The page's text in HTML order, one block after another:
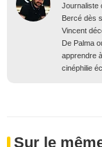
Journaliste
Bercé dès
Vincent
De Palma
apprendre
cinéphilie
Sur le